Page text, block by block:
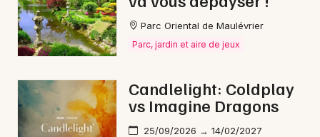
Parc Oriental de Maulévrier
Parc, jardin et aire de jeux
Candlelight: Coldplay
vs Imagine Dragons
25/09/2026 → 14/02/2027